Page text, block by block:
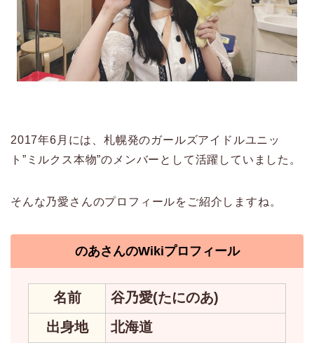
2017年6月には、札幌発のガールズアイドルユニッ
ト”ミルクス本物”のメンバーとして活躍していました。
そんな乃愛さんのプロフィールをご紹介しますね。
のあさんのWikiプロフィール
名前
谷乃愛(たにのあ)
出身地
北海道